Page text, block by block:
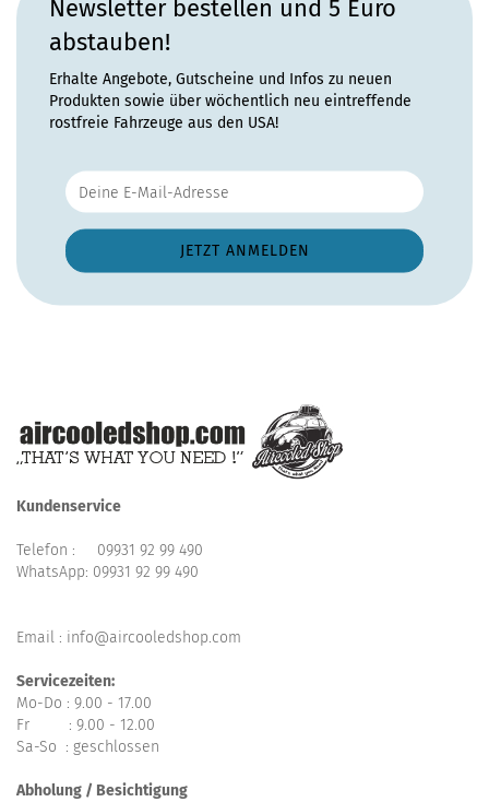
Newsletter bestellen und 5 Euro
abstauben!
Erhalte Angebote, Gutscheine und Infos zu neuen
Produkten sowie über wöchentlich neu eintreffende
rostfreie Fahrzeuge aus den USA!
Kundenservice
Telefon : 09931 92 99 490
WhatsApp: 09931 92 99 490
Email : info@aircooledshop.com
Servicezeiten:
Mo-Do : 9.00 - 17.00
Fr : 9.00 - 12.00
Sa-So : geschlossen
Abholung / Besichtigung